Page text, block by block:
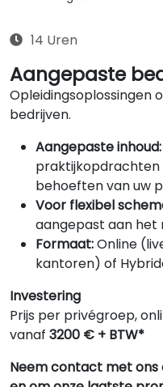
14 Uren
Aangepaste
Opleidingsoplossingen
bedrijven.
Aangepaste inhoud:
praktijkopdrachten
behoeften van uw
Voor flexibel
aangepast aan het
Formaat:Online
kantoren) of
Investering
Prijs per privégroep,
vanaf 3200 € + BTW*
Neem contact met